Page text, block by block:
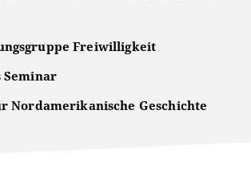
Freiwilligkeit
Seminar
Nordamerikanische Geschichte